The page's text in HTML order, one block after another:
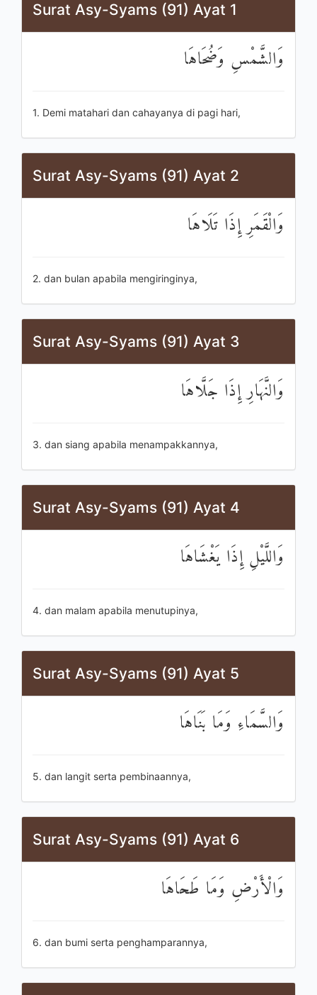
Surat Asy-Syams (91) Ayat 1
وَالشَّمْسِ وَضُحَاهَا
1. Demi matahari dan cahayanya di pagi hari,
Surat Asy-Syams (91) Ayat 2
وَالْقَمَرِ إِذَا تَلَاهَا
2. dan bulan apabila mengiringinya,
Surat Asy-Syams (91) Ayat 3
وَالنَّهَارِ إِذَا جَلَّاهَا
3. dan siang apabila menampakkannya,
Surat Asy-Syams (91) Ayat 4
وَاللَّيْلِ إِذَا يَغْشَاهَا
4. dan malam apabila menutupinya,
Surat Asy-Syams (91) Ayat 5
وَالسَّمَاءِ وَمَا بَنَاهَا
5. dan langit serta pembinaannya,
Surat Asy-Syams (91) Ayat 6
وَالْأَرْضِ وَمَا طَحَاهَا
6. dan bumi serta penghamparannya,